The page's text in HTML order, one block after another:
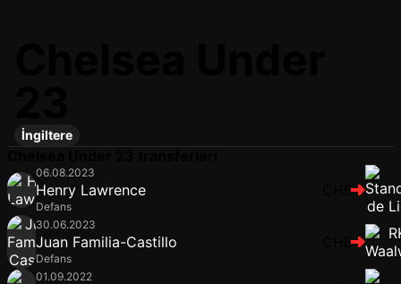
İngiltere
06.08.2023
Henry Lawrence
Defans
CHE
30.06.2023
Juan Familia-Castillo
Defans
CHE
01.09.2022